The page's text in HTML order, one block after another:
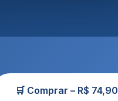
🛒 Comprar – R$ 74,90